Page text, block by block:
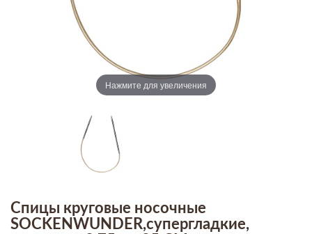
Нажмите для увеличения
Спицы круговые носочные
SOCKENWUNDER,супергладкие,